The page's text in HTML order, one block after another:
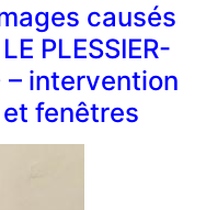
causés
PLESSIER-
– intervention
fenêtres